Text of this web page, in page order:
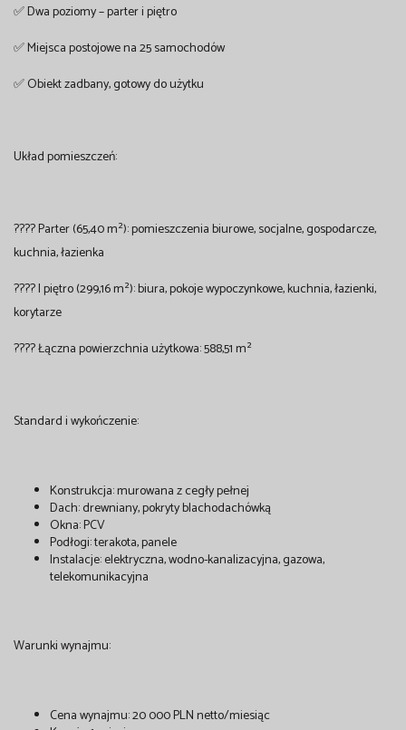
✅ Dwa poziomy – parter i piętro
✅ Miejsca postojowe na 25 samochodów
✅ Obiekt zadbany, gotowy do użytku
Układ pomieszczeń:
???? Parter (65,40 m²): pomieszczenia biurowe, socjalne, gospodarcze,
kuchnia, łazienka
???? I piętro (299,16 m²): biura, pokoje wypoczynkowe, kuchnia, łazienki,
korytarze
???? Łączna powierzchnia użytkowa: 588,51 m²
Standard i wykończenie:
Konstrukcja: murowana z cegły pełnej
Dach: drewniany, pokryty blachodachówką
Okna: PCV
Podłogi: terakota, panele
Instalacje: elektryczna, wodno-kanalizacyjna, gazowa,
telekomunikacyjna
Warunki wynajmu:
Cena wynajmu: 20 000 PLN netto/miesiąc